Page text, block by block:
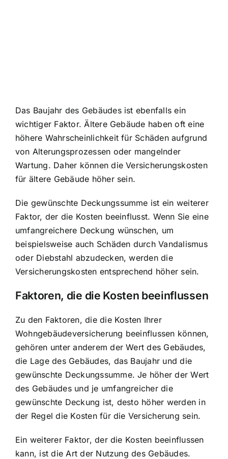
Das Baujahr des Gebäudes ist ebenfalls ein
wichtiger Faktor. Ältere Gebäude haben oft eine
höhere Wahrscheinlichkeit für Schäden aufgrund
von Alterungsprozessen oder mangelnder
Wartung. Daher können die Versicherungskosten
für ältere Gebäude höher sein.
Die gewünschte Deckungssumme ist ein weiterer
Faktor, der die Kosten beeinflusst. Wenn Sie eine
umfangreichere Deckung wünschen, um
beispielsweise auch Schäden durch Vandalismus
oder Diebstahl abzudecken, werden die
Versicherungskosten entsprechend höher sein.
Faktoren, die die Kosten beeinflussen
Zu den Faktoren, die die Kosten Ihrer
Wohngebäudeversicherung beeinflussen können,
gehören unter anderem der Wert des Gebäudes,
die Lage des Gebäudes, das Baujahr und die
gewünschte Deckungssumme. Je höher der Wert
des Gebäudes und je umfangreicher die
gewünschte Deckung ist, desto höher werden in
der Regel die Kosten für die Versicherung sein.
Ein weiterer Faktor, der die Kosten beeinflussen
kann, ist die Art der Nutzung des Gebäudes.